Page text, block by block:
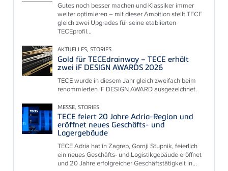
Gutes noch besser machen und Klassiker immer
weiter optimieren – mit dieser Ambition stellt TECE
gleich zwei Upgrades für seine etablierten
TECEprofil...
AKTUELLES, STORIES
Gold für TECEdrainway – TECE erhält
zwei iF DESIGN AWARDS 2026
TECE wurde in diesem Jahr gleich zweifach beim
renommierten iF DESIGN AWARD ausgezeichnet.
MESSE, STORIES
TECE feiert 20 Jahre Adria-Region und
eröffnet neues Geschäfts- und
Lagergebäude
TECE Adria hat in Zagreb, Gornji Stupnik, feierlich
ein neues Geschäfts- und Logistikgebäude eröffnet
und 20 Jahre erfolgreicher Geschäftstätigkeit in...